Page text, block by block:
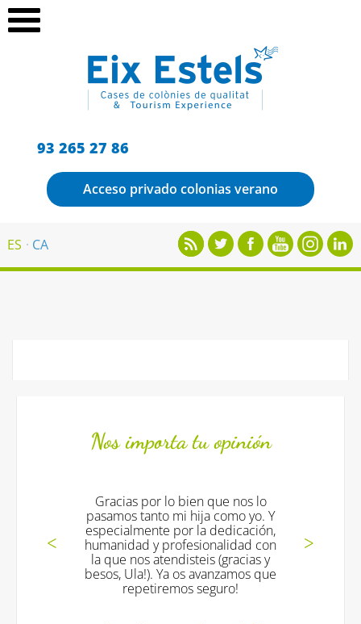
93 265 27 86
Acceso privado colonias verano
ES CA
Nos importa tu opinión
Gracias por lo bien que nos lo
pasamos tanto mi hija como yo. Y
especialmente por la dedicación,
humanidad y profesionalidad con
la que nos atendisteis (gracias y
besos, Ula!). Ya os avanzamos que
repetiremos seguro!